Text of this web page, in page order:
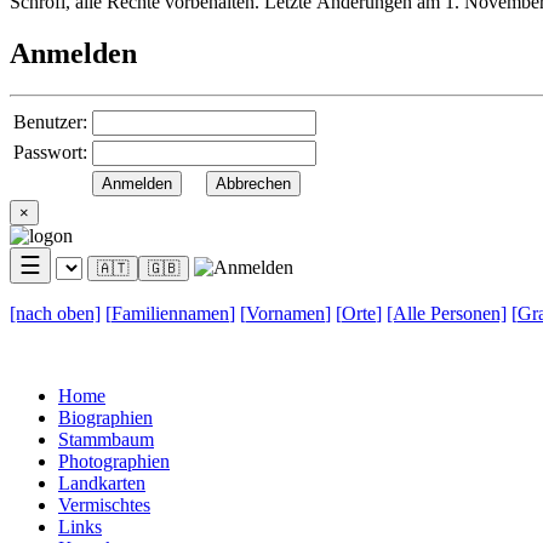
Anmelden
Benutzer:
Passwort:
×
☰ 🇦🇹 🇬🇧
[nach oben] [Familiennamen] [Vornamen] [Orte] [Alle Personen] [
Home
Biographien
Stammbaum
Photographien
Landkarten
Vermischtes
Links